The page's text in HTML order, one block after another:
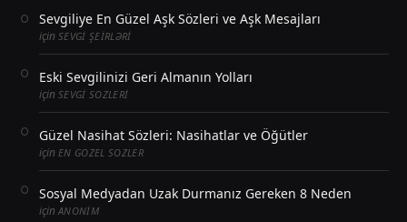
Sevgiliye En Güzel Aşk Sözleri ve Aşk Mesajları
için SEVGI ŞEIRLƏRI
Eski Sevgilinizi Geri Almanın Yolları
için SEVGI SOZLERI
Güzel Nasihat Sözleri: Nasihatlar ve Öğütler
için EN GOZEL SOZLER
Sosyal Medyadan Uzak Durmanız Gereken 8 Neden
içinANONIM